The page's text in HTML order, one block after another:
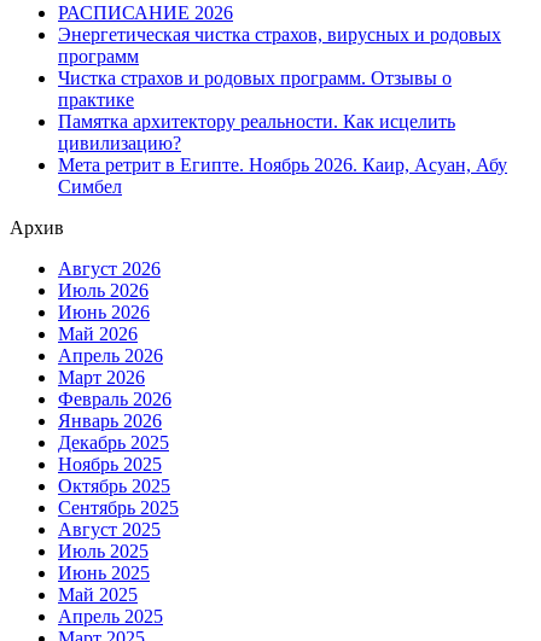
РАСПИСАНИЕ 2026
Энергетическая чистка страхов, вирусных и родовых
программ
Чистка страхов и родовых программ. Отзывы о
практике
Памятка архитектору реальности. Как исцелить
цивилизацию?
Мета ретрит в Египте. Ноябрь 2026. Каир, Асуан, Абу
Симбел
Архив
Август 2026
Июль 2026
Июнь 2026
Май 2026
Апрель 2026
Март 2026
Февраль 2026
Январь 2026
Декабрь 2025
Ноябрь 2025
Октябрь 2025
Сентябрь 2025
Август 2025
Июль 2025
Июнь 2025
Май 2025
Апрель 2025